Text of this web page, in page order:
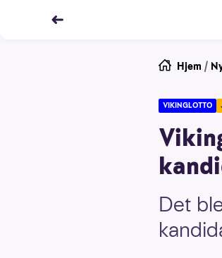
Hjem /
VIKINGLOTTO
Det